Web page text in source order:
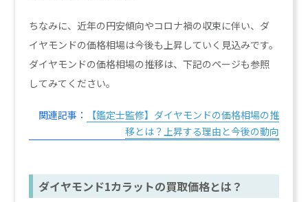
ちなみに、近年の円安傾向やコロナ禍の収束に伴い、ダ
イヤモンドの価格相場は今後も上昇していく見込みです。
ダイヤモンドの価格相場の推移は、下記のページも参照
してみてください。
関連記事：
【鑑定士監修】ダイヤモンドの価格相場の推
移とは？上昇する理由と今後の動向
ダイヤモンド1カラットの買取価格とは？